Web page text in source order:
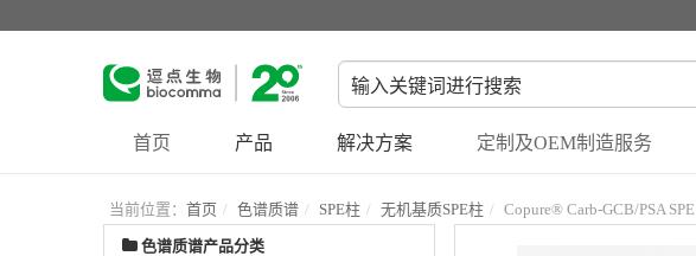
首页 产品 解决方案 定制及OEM制造服务
当前位置： 首页 色谱质谱 SPE柱 无机基质SPE柱 Copure® Carb-GCB/PSA SPE
色谱质谱产品分类